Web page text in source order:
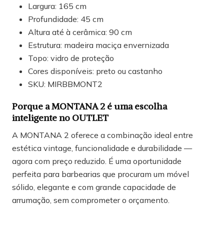
Largura: 165 cm
Profundidade: 45 cm
Altura até à cerâmica: 90 cm
Estrutura: madeira maciça envernizada
Topo: vidro de proteção
Cores disponíveis: preto ou castanho
SKU: MIRBBMONT2
Porque a MONTANA 2 é uma escolha
inteligente no OUTLET
A MONTANA 2 oferece a combinação ideal entre
estética vintage, funcionalidade e durabilidade —
agora com preço reduzido. É uma oportunidade
perfeita para barbearias que procuram um móvel
sólido, elegante e com grande capacidade de
arrumação, sem comprometer o orçamento.